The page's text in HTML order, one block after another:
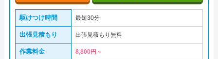
駆けつけ時間 最短30分
出張見積もり 出張見積もり無料
作業料金 8,800円～